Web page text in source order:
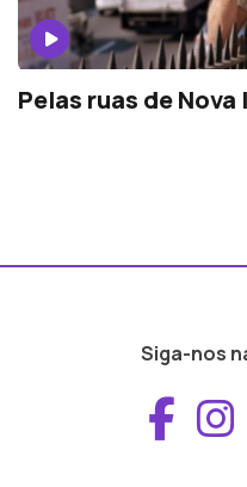
Pelas ruas de Nova
Siga-nos